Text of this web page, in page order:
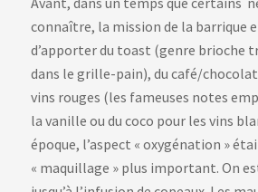
connaître, la mission de la barrique
d’apporter du toast (genre brioche
dans le grille-pain), du café/
vins rouges (les fameuses notes
la vanille ou du coco pour les vins
époque, l’aspect « oxygénation »
« maquillage » plus important. On